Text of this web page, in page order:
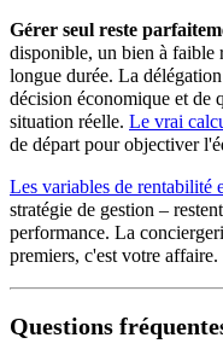
Gérer seul reste
disponible, un bien à faible
longue durée. La
décision économique et de
situation réelle. Le vrai
de départ pour objectiver
Les variables de rentabilité
stratégie de gestion –
performance. La
premiers, c'est votre affaire.
Questions